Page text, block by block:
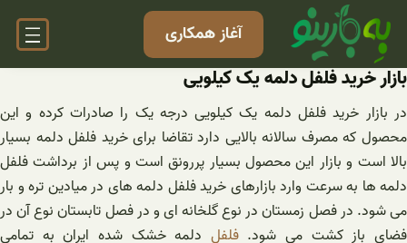
محتوا
آغاز همکاری
بازار خرید فلفل دلمه یک کیلویی
در بازار خرید فلفل دلمه یک کیلویی درجه یک را صادرات کرده و این
محصول که مصرف سالانه بالایی دارد تقاضا برای خرید فلفل دلمه بسیار
بالا است و بازار این محصول بسیار پررونق است و پس از برداشت فلفل
دلمه ها به سرعت وارد بازارهای خرید فلفل دلمه های در میادین تره و بار
می شود. در فصل زمستان در نوع گلخانه ای و در فصل تابستان نوع آن در
فضای باز کشت می شود.فلفل دلمه خشک شده ایران به تمامی